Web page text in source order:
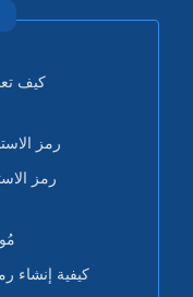
كيف
رمز
رمز
كيفية إنشاء